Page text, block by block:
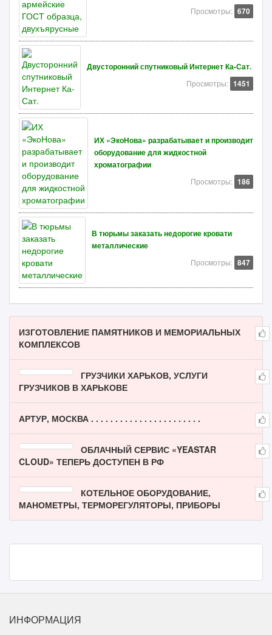
Просмотры: 670
Двусторонний спутниковый Интернет Ка-Сат.
Просмотры: 1451
ИХ «ЭкоНова» разрабатывает и производит
оборудование для жидкостной
хроматографии
Просмотры: 186
В тюрьмы заказать недорогие кровати
металлические
Просмотры: 847
ИЗГОТОВЛЕНИЕ ПАМЯТНИКОВ И МЕМОРИАЛЬНЫХ
КОМПЛЕКСОВ
ГРУЗЧИКИ ХАРЬКОВ, УСЛУГИ
ГРУЗЧИКОВ В ХАРЬКОВЕ
АРТУР, МОСКВА . . . . . . . . . . . . . . . . . . . . . . .
ОБЛАЧНЫЙ СЕРВИС «YEASTAR
CLOUD» ТЕПЕРЬ ДОСТУПЕН В РФ
КОТЕЛЬНОЕ ОБОРУДОВАНИЕ,
МАНОМЕТРЫ, ТЕРМОРЕГУЛЯТОРЫ, ПРИБОРЫ
ИНФОРМАЦИЯ